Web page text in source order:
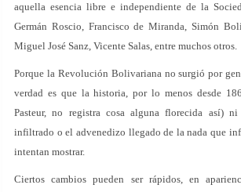
aquella esencia libre e independiente de la
Germán Roscio, Francisco de Miranda, Simón
Miguel José Sanz, Vicente Salas, entre muchos otros.
Porque la Revolución Bolivariana no surgió por
verdad es que la historia, por lo menos desde
Pasteur, no registra cosa alguna florecida así)
infiltrado o el advenedizo llegado de la nada que
intentan mostrar.
Ciertos cambios pueden ser rápidos, en